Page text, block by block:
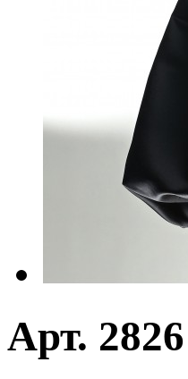
Арт. 2826